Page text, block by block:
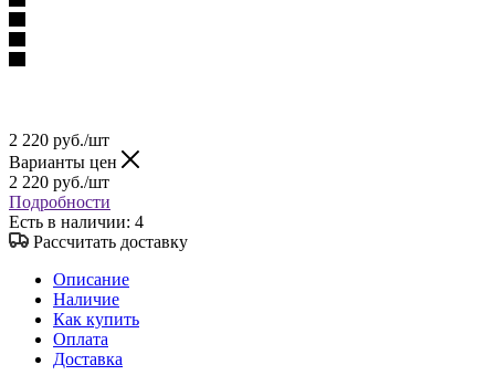
2 220 руб./шт
Варианты цен
2 220 руб./шт
Подробности
Есть в наличии: 4
Рассчитать доставку
Описание
Наличие
Как купить
Оплата
Доставка